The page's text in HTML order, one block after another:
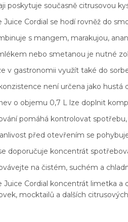
poskytuje současně citrusovou
Cordial se hodí rovněž do
s mangem, marakujou,
nebo smetanou je nutné
v gastronomii využít také do
není určena jako hustá
o objemu 0,7 L lze doplnit
pomáhá kontrolovat
před otevřením se
doporučuje koncentrát
na čistém, suchém a
Juice Cordial koncentrát limetka a
mocktailů a dalších